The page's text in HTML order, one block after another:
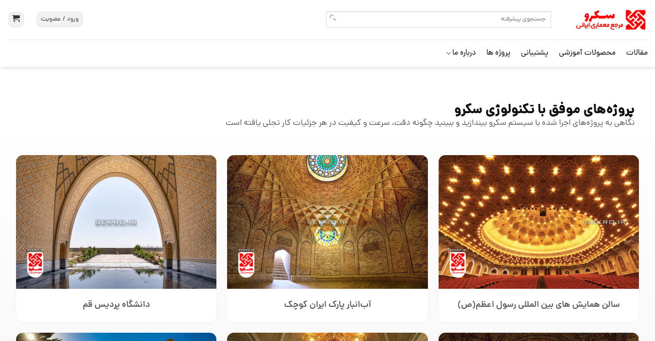
ورود / عضویت
مقالات محصولات آموزشی پشتیبانی پروژه ها درباره ما
پروژه‌های موفق با تکنولوژی سکرو
نگاهی به پروژه‌های اجرا شده با سیستم سکرو بیندازید و ببینید چگونه دقت، سرعت و کیفیت در هر جزئیات کار تجلی یافته است
سالن همایش های بین المللی رسول اعظم(ص) آب‌انبار پارک ایران کوچک دانشگاه پردیس قم